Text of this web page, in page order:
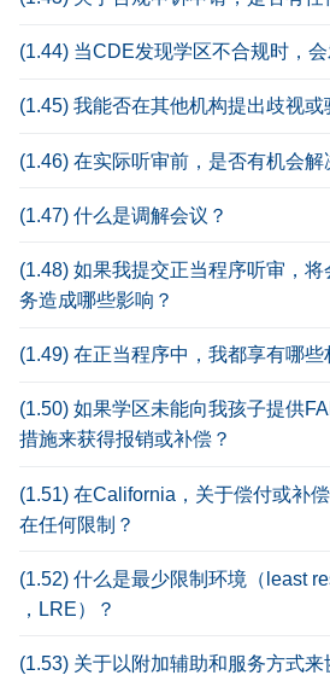
(1.44) 当CDE发现学区不合规时，会
(1.45) 我能否在其他机构提出歧视或
(1.46) 在实际听审前，是否有机会解
(1.47) 什么是调解会议？
(1.48) 如果我提交正当程序听审，
务造成哪些影响？
(1.49) 在正当程序中，我都享有哪些
(1.50) 如果学区未能向我孩子提供
措施来获得报销或补偿？
(1.51) 在California，关于偿付或补
在任何限制？
(1.52) 什么是最少限制环境（least
，LRE）？
(1.53) 关于以附加辅助和服务方式